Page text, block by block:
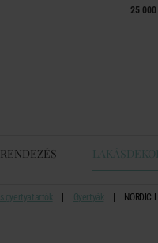
25 000
gyertyatartók Gyertyák NORDIC